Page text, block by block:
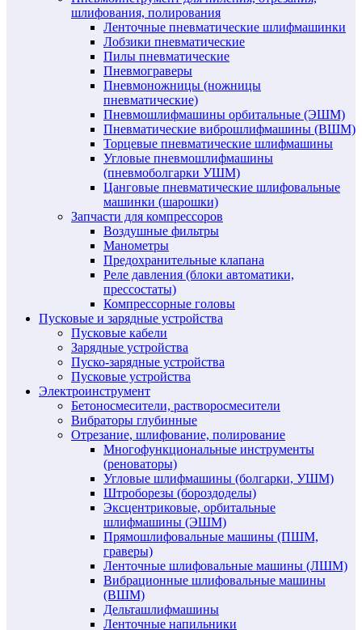
шлифования, полирования
Ленточные пневматические шлифмашинки
Лобзики пневматические
Пилы пневматические
Пневмограверы
Пневмоножницы (ножницы
пневматические)
Пневмошлифмашины орбитальные (ЭШМ)
Пневматические виброшлифмашины (ВШМ)
Торцевые пневматические шлифмашины
Угловые пневмошлифмашины
(пневмоболгарки УШМ)
Цанговые пневматические шлифовальные
машинки (шарошки)
Запчасти для компрессоров
Воздушные фильтры
Манометры
Предохранительные клапана
Реле давления (блоки автоматики,
прессостаты)
Компрессорные головы
Пусковые и зарядные устройства
Пусковые кабели
Зарядные устройства
Пуско-зарядные устройства
Пусковые устройства
Электроинструмент
Бетоносмесители, растворосмесители
Вибраторы глубинные
Отрезание, шлифование, полирование
Многофункциональные инструменты
(реноваторы)
Угловые шлифмашины (болгарки, УШМ)
Штроборезы (бороздоделы)
Эксцентриковые, орбитальные
шлифмашины (ЭШМ)
Прямошлифовальные машины (ПШМ,
граверы)
Ленточные шлифовальные машины (ЛШМ)
Вибрационные шлифовальные машины
(ВШМ)
Дельташлифмашины
Ленточные напильники